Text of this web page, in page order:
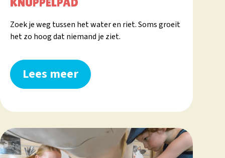
Zoek je weg tussen het water en riet. Soms groeit
het zo hoog dat niemand je ziet.
Lees meer